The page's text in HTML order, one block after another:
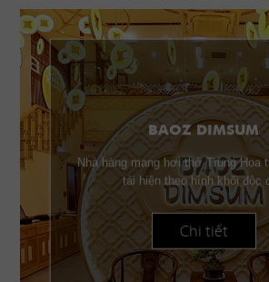
BAOZ DIMSUM
Nhà hàng mang hơi thở Trung Hoa
tái hiện theo hình khối độc
Chi tiết